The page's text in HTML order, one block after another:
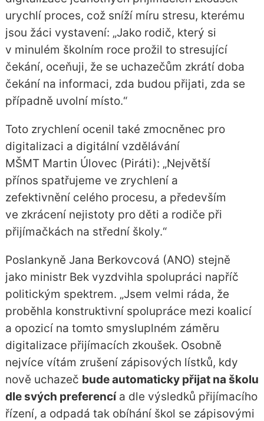
urychlí proces, což sníží míru stresu, kterému
jsou žáci vystavení: „Jako rodič, který si
v minulém školním roce prožil to stresující
čekání, oceňuji, že se uchazečům zkrátí doba
čekání na informaci, zda budou přijati, zda se
případně uvolní místo.“
Toto zrychlení ocenil také zmocněnec pro
digitalizaci a digitální vzdělávání
MŠMT Martin Úlovec (Piráti): „Největší
přínos spatřujeme ve zrychlení a
zefektivnění celého procesu, a především
ve zkrácení nejistoty pro děti a rodiče při
přijímačkách na střední školy.“
Poslankyně Jana Berkovcová (ANO) stejně
jako ministr Bek vyzdvihla spolupráci napříč
politickým spektrem. „Jsem velmi ráda, že
proběhla konstruktivní spolupráce mezi koalicí
a opozicí na tomto smysluplném záměru
digitalizace přijímacích zkoušek. Osobně
nejvíce vítám zrušení zápisových lístků, kdy
nově uchazeč bude automaticky přijat na školu
dle svých preferencía dle výsledků přijímacího
řízení, a odpadá tak obíhání škol se zápisovými